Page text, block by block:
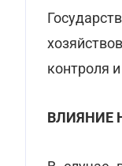
контроля
ВЛИЯНИЕ